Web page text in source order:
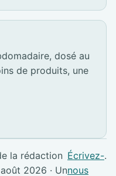
dosé au
de produits, une
la rédaction
2026 · Un
Écrivez-
nous
.